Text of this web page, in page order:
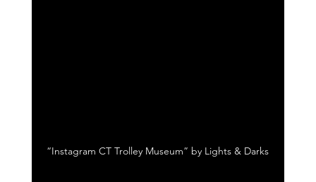
“Instagram CT Trolley Museum” by Lights & Darks